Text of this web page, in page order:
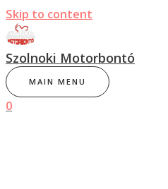
Skip to content
Szolnoki Motorbontó
MAIN MENU
0